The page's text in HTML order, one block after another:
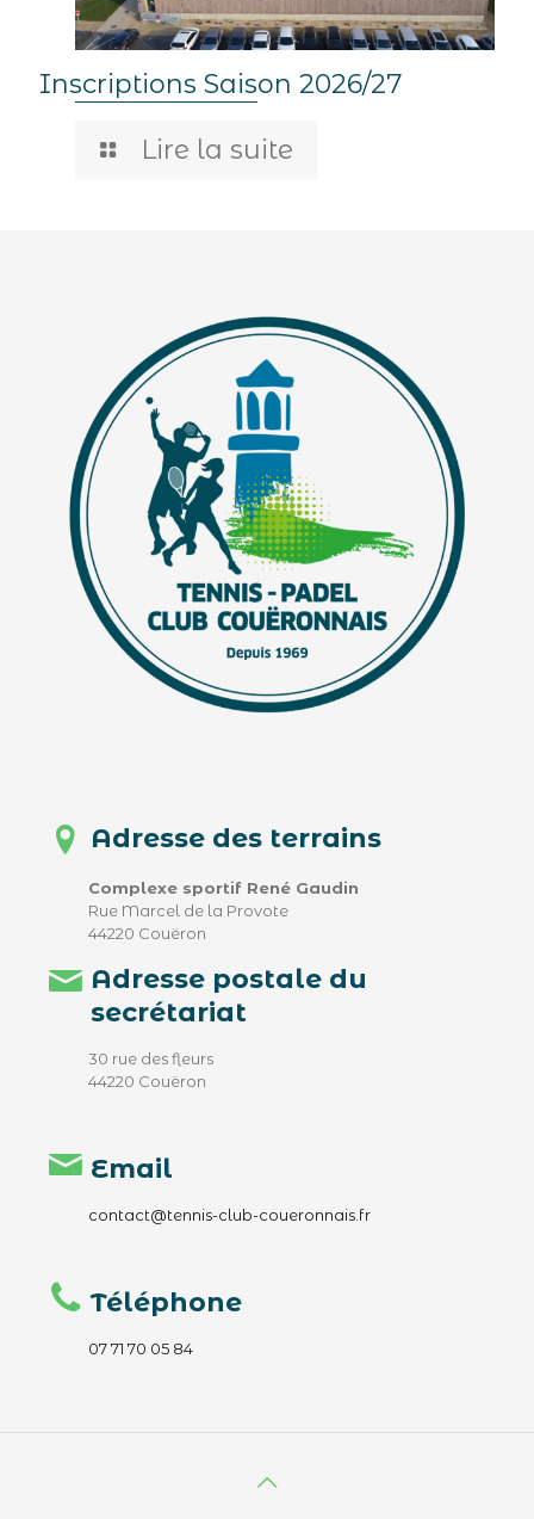
Inscriptions Saison 2026/27
Lire la suite
Adresse des terrains
Complexe sportif René Gaudin
Rue Marcel de la Provote
44220 Couëron
Adresse postale du
secrétariat
30 rue des fleurs
44220 Couëron
Email
contact@tennis-club-coueronnais.fr
Téléphone
07 71 70 05 84